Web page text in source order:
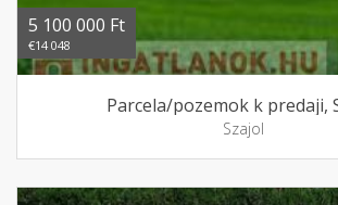
5 100 000 Ft
€14 048
Parcela/pozemok k predaji,
Szajol